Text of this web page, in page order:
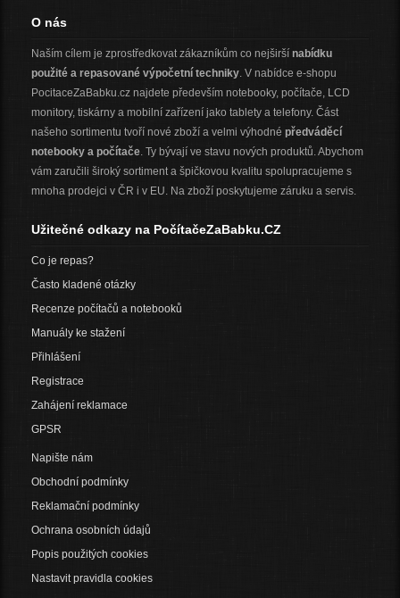
O nás
Naším cílem je zprostředkovat zákazníkům co nejširší nabídku
použité a repasované výpočetní techniky. V nabídce e-shopu
PocitaceZaBabku.cz najdete především notebooky, počítače, LCD
monitory, tiskárny a mobilní zařízení jako tablety a telefony. Část
našeho sortimentu tvoří nové zboží a velmi výhodné předváděcí
notebooky a počítače. Ty bývají ve stavu nových produktů. Abychom
vám zaručili široký sortiment a špičkovou kvalitu spolupracujeme s
mnoha prodejci v ČR i v EU. Na zboží poskytujeme záruku a servis.
Užitečné odkazy na PočítačeZaBabku.CZ
Co je repas?
Často kladené otázky
Recenze počítačů a notebooků
Manuály ke stažení
Přihlášení
Registrace
Zahájení reklamace
GPSR
Napište nám
Obchodní podmínky
Reklamační podmínky
Ochrana osobních údajů
Popis použitých cookies
Nastavit pravidla cookies